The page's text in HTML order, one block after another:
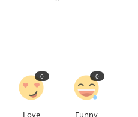
Love
0
Funny
0